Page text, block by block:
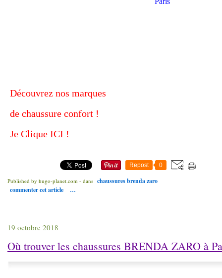
Découvrez nos marques
de chaussure confort !
Je Clique ICI !
Repost 0
Published by hugo-planet.com - dans chaussures brenda zaro
commenter cet article
…
19 octobre 2018
Où trouver les chaussures BRENDA ZARO à